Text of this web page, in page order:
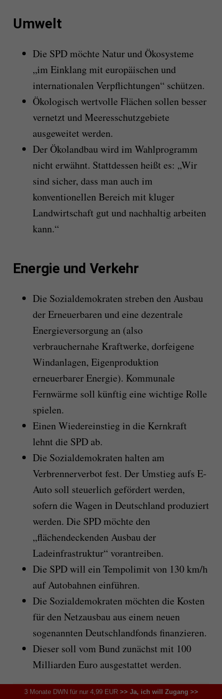
Umwelt
Die SPD möchte Natur und Ökosysteme
„im Einklang mit europäischen und
internationalen Verpflichtungen“ schützen.
Ökologisch wertvolle Flächen sollen besser
vernetzt und Meeresschutzgebiete
ausgeweitet werden.
Der Ökolandbau wird im Wahlprogramm
nicht erwähnt. Stattdessen heißt es: „Wir
sind sicher, dass man auch im
konventionellen Bereich mit kluger
Landwirtschaft gut und nachhaltig arbeiten
kann.“
Energie und Verkehr
Die Sozialdemokraten streben den Ausbau
der Erneuerbaren und eine dezentrale
Energieversorgung an (also
verbrauchernahe Kraftwerke, dorfeigene
Windanlagen, Eigenproduktion
erneuerbarer Energie). Kommunale
Fernwärme soll künftig eine wichtige Rolle
spielen.
Einen Wiedereinstieg in die Kernkraft
lehnt die SPD ab.
Die Sozialdemokraten halten am
Verbrennerverbot fest. Der Umstieg aufs E-
Auto soll steuerlich gefördert werden,
sofern die Wagen in Deutschland produziert
werden. Die SPD möchte den
„flächendeckenden Ausbau der
Ladeinfrastruktur“ vorantreiben.
Die SPD will ein Tempolimit von 130 km/h
auf Autobahnen einführen.
Die Sozialdemokraten möchten die Kosten
für den Netzausbau aus einem neuen
sogenannten Deutschlandfonds finanzieren.
Dieser soll vom Bund zunächst mit 100
Milliarden Euro ausgestattet werden.
3 Monate DWN für nur 4,99 EUR>> Ja, ich will Zugang >>